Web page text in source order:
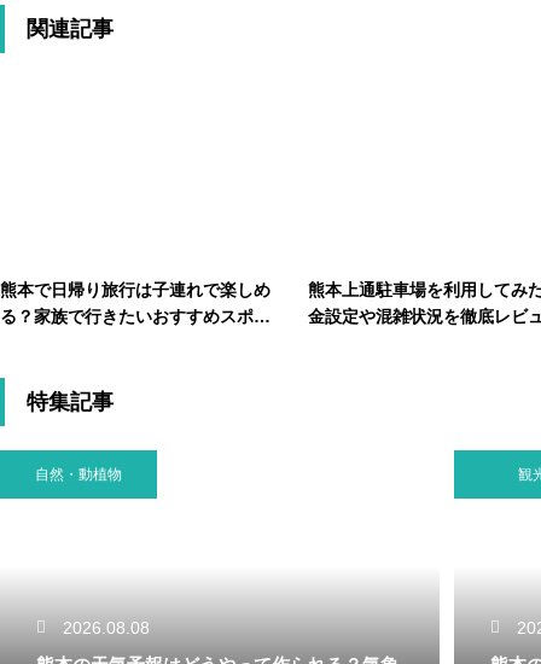
関連記事
熊本で日帰り旅行は子連れで楽しめ
る？家族で行きたいおすすめスポッ
熊本上通駐車場を利用してみ
金設定や混雑状況を徹底レビ
特集記事
自然・動植物
2026.08.08
観